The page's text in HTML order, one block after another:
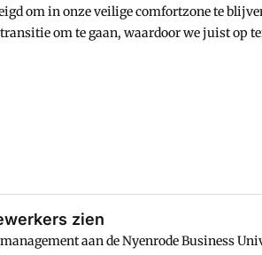
om in onze veilige comfortzone te
om te gaan, waardoor we juist op
zien
aan de Nyenrode Business